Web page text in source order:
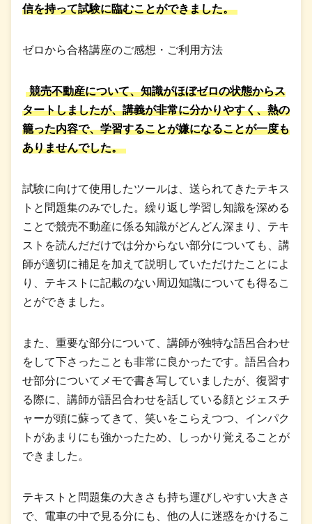
信を持って試験に臨むことができました。
ゼロから合格講座のご感想・ご利用方法
競売不動産について、知識がほぼゼロの状態からス
タートしましたが、講義が非常に分かりやすく、熱の
籠った内容で、学習することが嫌になることが一度も
ありませんでした。
試験に向けて使用したツールは、送られてきたテキス
トと問題集のみでした。繰り返し学習し知識を深める
ことで競売不動産に係る知識がどんどん深まり、テキ
ストを読んだだけでは分からない部分についても、講
師が適切に補足を加えて説明していただけたことによ
り、テキストに記載のない周辺知識についても得るこ
とができました。
また、重要な部分について、講師が独特な語呂合わせ
をして下さったことも非常に良かったです。語呂合わ
せ部分についてメモで書き写していましたが、復習す
る際に、講師が語呂合わせを話している顔とジェスチ
ャーが頭に蘇ってきて、笑いをこらえつつ、インパク
トがあまりにも強かったため、しっかり覚えることが
できました。
テキストと問題集の大きさも持ち運びしやすい大きさ
で、電車の中で見る分にも、他の人に迷惑をかけるこ